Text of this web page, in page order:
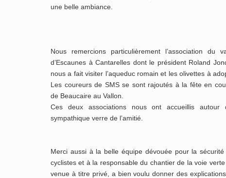
une belle ambiance.
Nous remercions particulièrement l’association du
d’Escaunes à Cantarelles dont le président Roland
nous a fait visiter l’aqueduc romain et les olivettes à
Les coureurs de SMS se sont rajoutés à la fête en
de Beaucaire au Vallon.
Ces deux associations nous ont accueillis autour
sympathique verre de l’amitié.
Merci aussi à la belle équipe dévouée pour la sécurité
cyclistes et à la responsable du chantier de la voie verte
venue à titre privé, a bien voulu donner des